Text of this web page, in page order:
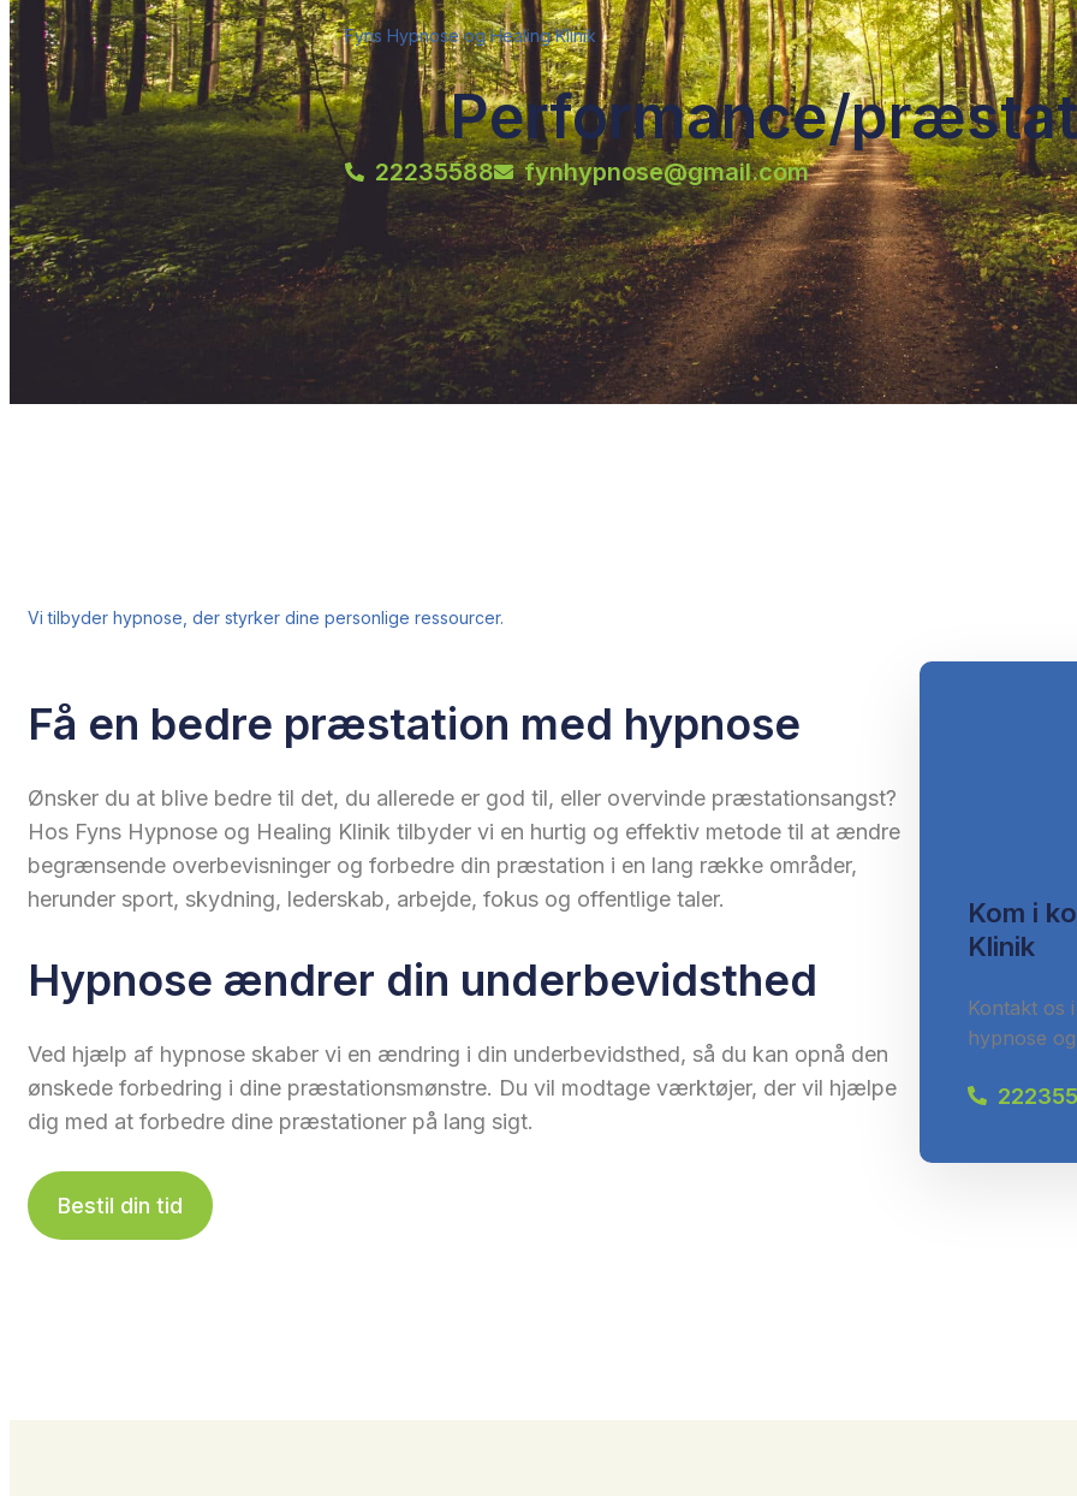
Fyns Hypnose og Healing Klinik
Performance/
22235588 fynhypnose@gmail.com
Vi tilbyder hypnose, der styrker dine personlige ressourcer.
Få en bedre præstation med hypnose
Ønsker du at blive bedre til det, du allerede er god til, eller overvinde præstationsangst?
Hos Fyns Hypnose og Healing Klinik tilbyder vi en hurtig og effektiv metode til at ændre
begrænsende overbevisninger og forbedre din præstation i en lang række områder,
herunder sport, skydning, lederskab, arbejde, fokus og offentlige taler.
Hypnose ændrer din underbevidsthed
Ved hjælp af hypnose skaber vi en ændring i din underbevidsthed, så du kan opnå den
ønskede forbedring i dine præstationsmønstre. Du vil modtage værktøjer, der vil hjælpe
dig med at forbedre dine præstationer på lang sigt.
Bestil din tid
Kom i
Klinik
Kontakt os
hypnose